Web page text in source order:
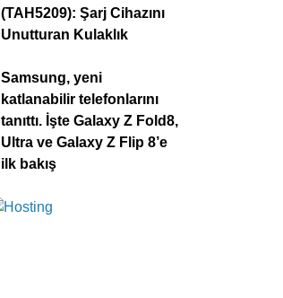
(TAH5209): Şarj Cihazını
Unutturan Kulaklık
Samsung, yeni
katlanabilir telefonlarını
tanıttı. İşte Galaxy Z Fold8,
Ultra ve Galaxy Z Flip 8’e
ilk bakış